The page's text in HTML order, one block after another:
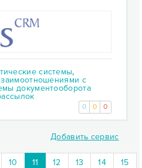
системы,
с
документооборота
0 0 0
Добавить сервис
10 11 (current)
12 13 14
15